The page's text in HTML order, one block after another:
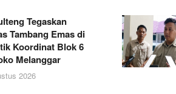
Tegaskan
Tambang Emas di
Koordinat Blok 6
Melanggar
2026